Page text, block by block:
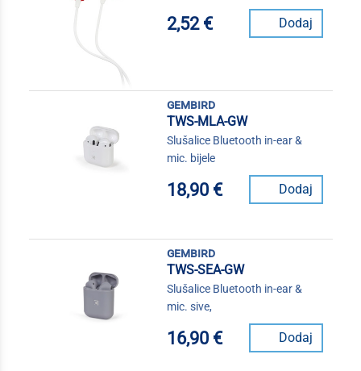
2,52 € Dodaj
gembird
TWS-MLA-GW
Slušalice Bluetooth in-ear &
mic. bijele
18,90 € Dodaj
gembird
TWS-SEA-GW
Slušalice Bluetooth in-ear &
mic. sive,
16,90 € Dodaj